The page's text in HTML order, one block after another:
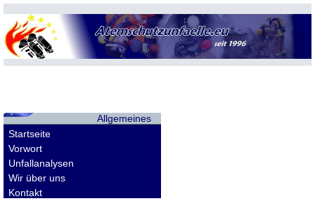
Allgemeines
Startseite
Vorwort
Unfallanalysen
Wir über uns
Kontakt